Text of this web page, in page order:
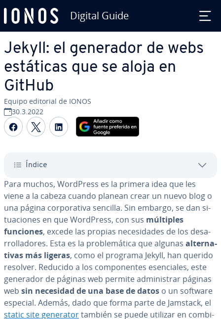
Digital Guide
Jekyll: el generador de webs
estáticas que se aloja en
GitHub
Equipo editorial de IONOS
30.3.2022
Compartir Facebook
Compartir Twitter
Compartir LinkedIn
Índice
Para muchos, WordPress es la primera idea que les
viene a la cabeza cuando planean crear un nuevo blog o
una página co­r­po­ra­ti­va sencilla. Sin embargo, se dan si­
tua­cio­nes en que WordPress, con sus múltiples
funciones, excede las propias ne­ce­si­da­des de los de­sa­
rro­lla­do­res. Esta es la pro­ble­má­ti­ca que algunas al­te­r­na­
ti­vas más ligeras, como el programa Jekyll, han querido
resolver. Reducido a los co­m­po­ne­n­tes ese­n­cia­les, este
generador de páginas web permite ad­mi­ni­s­trar páginas
web sin necesidad de una base de datos o un software
especial. Además, dado que forma parte de Jamstack, el
static site generatortambién se puede utilizar en co­m­bi­